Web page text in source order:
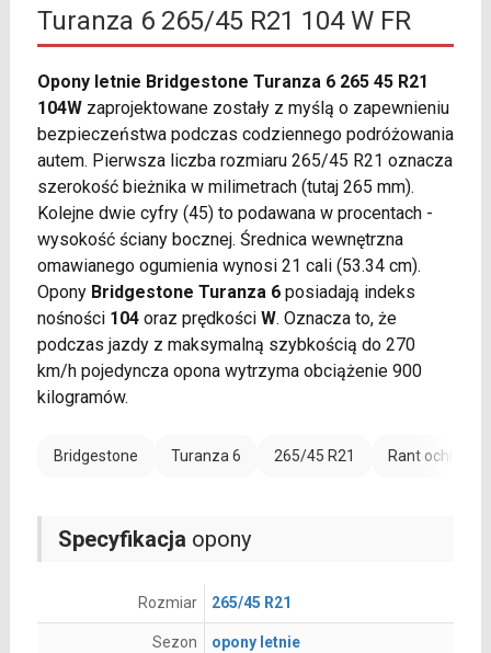
Turanza 6 265/45 R21 104 W FR
Opony letnie Bridgestone Turanza 6 265 45 R21
104Wzaprojektowane zostały z myślą o zapewnieniu
bezpieczeństwa podczas codziennego podróżowania
autem. Pierwsza liczba rozmiaru 265/45 R21 oznacza
szerokość bieżnika w milimetrach (tutaj 265 mm).
Kolejne dwie cyfry (45) to podawana w procentach -
wysokość ściany bocznej. Średnica wewnętrzna
omawianego ogumienia wynosi 21 cali (53.34 cm).
Opony Bridgestone Turanza 6posiadają indeks
nośności 104oraz prędkości W. Oznacza to, że
podczas jazdy z maksymalną szybkością do 270
km/h pojedyncza opona wytrzyma obciążenie 900
kilogramów.
Bridgestone Turanza 6 265/45 R21 Rant ochronny
Specyfikacja opony
Rozmiar 265/45 R21
Sezon opony letnie